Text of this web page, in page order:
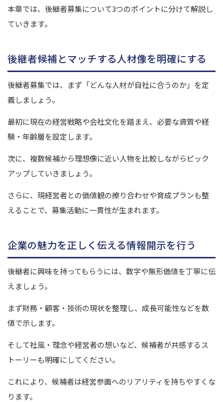
本章では、後継者募集について3つのポイントに分けて解説し
ていきます。
後継者候補とマッチする人材像を明確にする
後継者募集では、まず「どんな人材が自社に合うのか」を定
義しましょう。
最初に現在の経営戦略や会社文化を踏まえ、必要な資質や経
験・年齢層を設定します。
次に、複数候補から理想像に近い人物を比較しながらピック
アップしていきましょう。
さらに、現経営者との価値観の擦り合わせや育成プランも整
えることで、募集活動に一貫性が生まれます。
企業の魅力を正しく伝える情報開示を行う
後継者に興味を持ってもらうには、数字や無形価値を丁寧に伝
えましょう。
まず財務・顧客・技術の現状を整理し、成長可能性などを数
値で示します。
そして社風・理念や経営者の想いなど、候補者が共感するス
トーリーも明確にしてください。
これにより、候補者は経営参画へのリアリティを持ちやすくな
ります。